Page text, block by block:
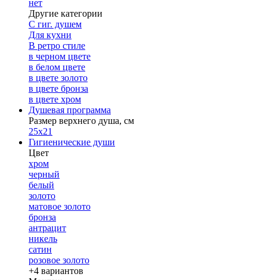
нет
Другие категории
С гиг. душем
Для кухни
В ретро стиле
в черном цвете
в белом цвете
в цвете золото
в цвете бронза
в цвете хром
Душевая программа
Размер верхнего душа, см
25х21
Гигиенические души
Цвет
хром
черный
белый
золото
матовое золото
бронза
антрацит
никель
сатин
розовое золото
+4 вариантов